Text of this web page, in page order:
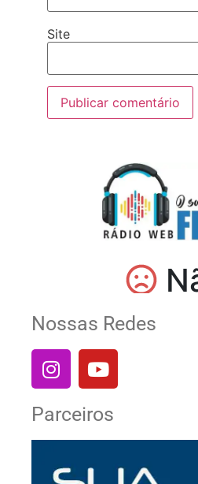
Site
Nossas Redes
Parceiros